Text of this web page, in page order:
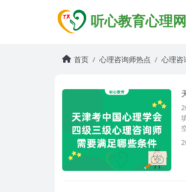
听心教育心理网
首页 心理咨询师热点 心理咨